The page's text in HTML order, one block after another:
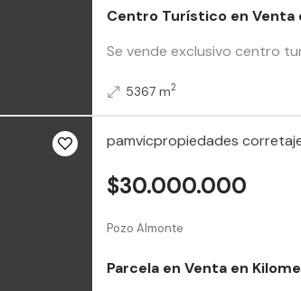
Centro Turístico en Venta
Se vende exclusivo centro
5367 m2
pamvicpropiedades
Pozo Almonte
Parcela en Venta en
$30.000.000